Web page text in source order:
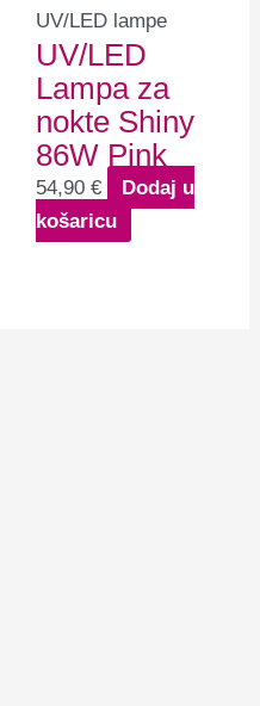
UV/LED lampe
UV/LED
Lampa za
nokte Shiny
86W Pink
54,90 €
Dodaj u
košaricu